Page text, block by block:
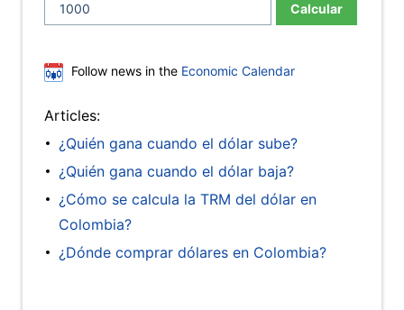
Calcular
Follow news in the Economic Calendar
Articles:
¿Quién gana cuando el dólar sube?
¿Quién gana cuando el dólar baja?
¿Cómo se calcula la TRM del dólar en
Colombia?
¿Dónde comprar dólares en Colombia?